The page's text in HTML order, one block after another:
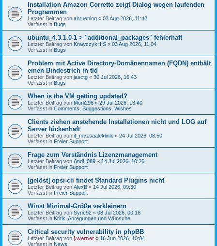
Installation Amazon Corretto zeigt Dialog wegen laufenden
Programmen
Letzter Beitrag von abruening « 03 Aug 2026, 11:42
Verfasst in Bugs
ubuntu_4.3.1.0-1 > "additional_packages" fehlerhaft
Letzter Beitrag von KrawczykHIS « 03 Aug 2026, 11:04
Verfasst in Bugs
Problem mit Active Directory-Domänennamen (FQDN) enthält
einen Bindestrich in tld
Letzter Beitrag von jasctg « 30 Jul 2026, 16:43
Verfasst in Bugs
When is the VM getting updated?
Letzter Beitrag von Muni298 « 29 Jul 2026, 13:40
Verfasst in Comments, Suggestions, Wishes
Clients ziehen anstehende Installationen nicht und LOG auf
Server lückenhaft
Letzter Beitrag von it_mvzsaaleklinik « 24 Jul 2026, 08:50
Verfasst in Freier Support
Frage zum Verständnis Lizenzmanagement
Letzter Beitrag von Andi_089 « 14 Jul 2026, 10:26
Verfasst in Freier Support
[gelöst] opsi-cli findet Standard Plugins nicht
Letzter Beitrag von AlexB « 14 Jul 2026, 09:30
Verfasst in Freier Support
Winst Minimal-Größe verkleinern
Letzter Beitrag von Sync92 « 08 Jul 2026, 00:16
Verfasst in Kritik, Anregungen und Wünsche
Critical security vulnerability in phpBB
Letzter Beitrag von j.werner « 16 Jun 2026, 10:04
Verfasst in News